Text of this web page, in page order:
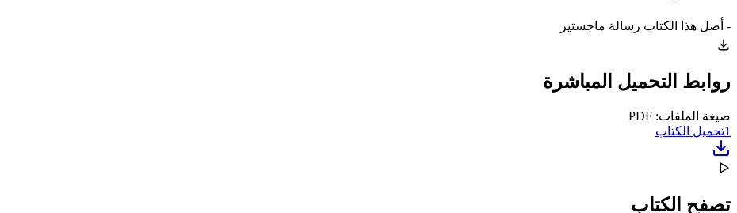
- أصل هذا الكتاب رسالة ماجستير
روابط التحميل المباشرة
صيغة الملفات: PDF
1تحميل الكتاب
تصفح الكتاب